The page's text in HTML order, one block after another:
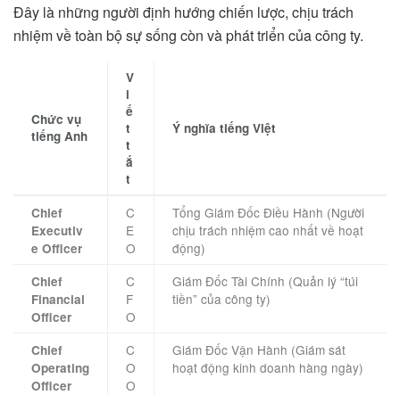
Đây là những người định hướng chiến lược, chịu trách
nhiệm về toàn bộ sự sống còn và phát triển của công ty.
Chức vụ
tiếng Anh
V
i
ế
t
t
ắ
t
Ý nghĩa tiếng Việt
Chief
Executiv
e Officer
C
E
O
Tổng Giám Đốc Điều Hành (Người
chịu trách nhiệm cao nhất về hoạt
động)
Chief
Financial
Officer
C
F
O
Giám Đốc Tài Chính (Quản lý “túi
tiền” của công ty)
Chief
Operating
Officer
C
O
O
Giám Đốc Vận Hành (Giám sát
hoạt động kinh doanh hàng ngày)